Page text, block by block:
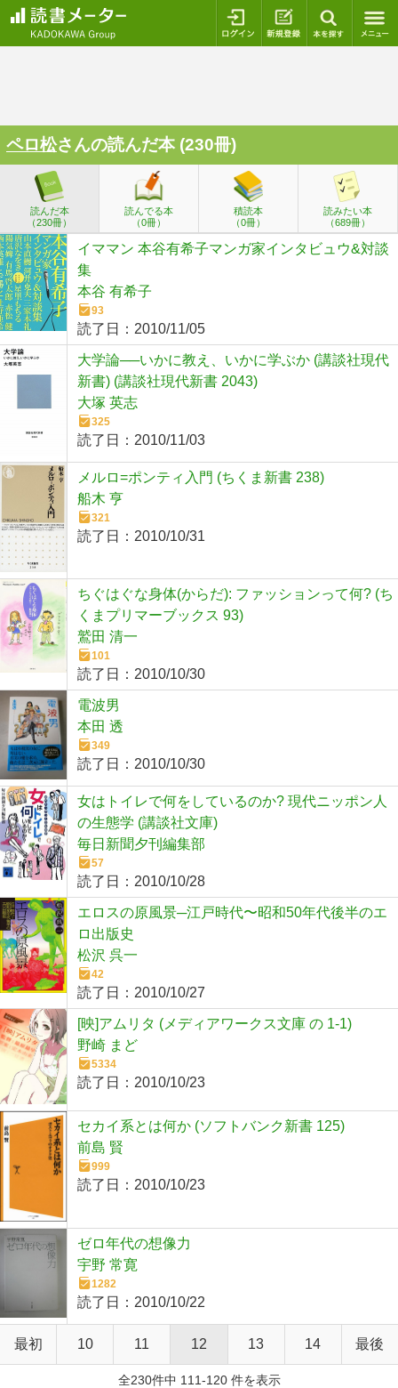
ログイン 新規登録
ペロ松さんの読んだ本 (230冊)
読んだ本
（230冊）
読んでる本
（0冊）
積読本
（0冊）
読みたい本
（689冊）
イママン 本谷有希子マンガ家インタビュウ&対談
集
本谷 有希子
93
読了日： 2010/11/05
大学論──いかに教え、いかに学ぶか (講談社現代
新書) (講談社現代新書 2043)
大塚 英志
325
読了日： 2010/11/03
メルロ=ポンティ入門 (ちくま新書 238)
船木 亨
321
読了日： 2010/10/31
ちぐはぐな身体(からだ): ファッションって何? (ち
くまプリマーブックス 93)
鷲田 清一
101
読了日： 2010/10/30
電波男
本田 透
349
読了日： 2010/10/30
女はトイレで何をしているのか? 現代ニッポン人
の生態学 (講談社文庫)
毎日新聞夕刊編集部
57
読了日： 2010/10/28
エロスの原風景─江戸時代〜昭和50年代後半のエ
ロ出版史
松沢 呉一
42
読了日： 2010/10/27
[映]アムリタ (メディアワークス文庫 の 1-1)
野崎 まど
5334
読了日： 2010/10/23
セカイ系とは何か (ソフトバンク新書 125)
前島 賢
999
読了日： 2010/10/23
ゼロ年代の想像力
宇野 常寛
1282
読了日： 2010/10/22
最初 10 11 12 13 14 最後
全230件中 111-120 件を表示